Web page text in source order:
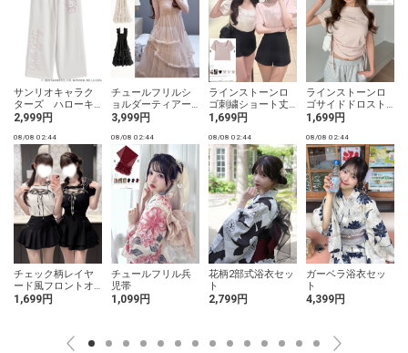
サンリオキャラク
ターズ ハローキ
ティラインストー
2,999円
チュールフリルシ
ョルダーティアー
ドワンピース
3,999円
ラインストーンロ
ゴ刺繍ショート丈T
シャツ
1,699円
ラインストーンロ
ゴサイドドロストT
シャツ
1,699円
08/08 02:44
チェック柄レイヤ
ード風フロントオ
ープンリボントッ
1,699円
08/08 02:44
チュールフリル兵
児帯
1,099円
08/08 02:44
花柄2部式浴衣セッ
ト
2,799円
08/08 02:44
ガーベラ浴衣セッ
ト
4,399円